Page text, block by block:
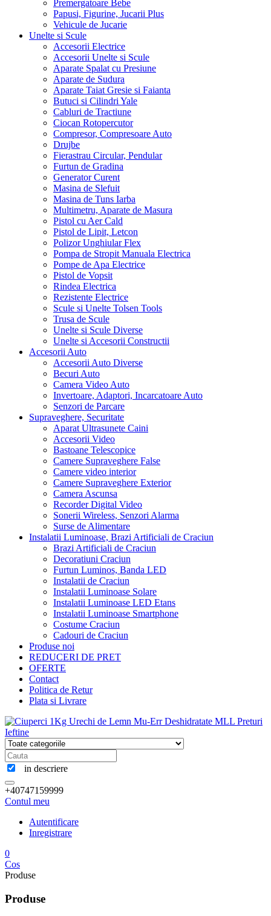
Premergatoare Bebe
Papusi, Figurine, Jucarii Plus
Vehicule de Jucarie
Unelte si Scule
Accesorii Electrice
Accesorii Unelte si Scule
Aparate Spalat cu Presiune
Aparate de Sudura
Aparate Taiat Gresie si Faianta
Butuci si Cilindri Yale
Cabluri de Tractiune
Ciocan Rotopercutor
Compresor, Compresoare Auto
Drujbe
Fierastrau Circular, Pendular
Furtun de Gradina
Generator Curent
Masina de Slefuit
Masina de Tuns Iarba
Multimetru, Aparate de Masura
Pistol cu Aer Cald
Pistol de Lipit, Letcon
Polizor Unghiular Flex
Pompa de Stropit Manuala Electrica
Pompe de Apa Electrice
Pistol de Vopsit
Rindea Electrica
Rezistente Electrice
Scule si Unelte Tolsen Tools
Trusa de Scule
Unelte si Scule Diverse
Unelte si Accesorii Constructii
Accesorii Auto
Accesorii Auto Diverse
Becuri Auto
Camera Video Auto
Invertoare, Adaptori, Incarcatoare Auto
Senzori de Parcare
Supraveghere, Securitate
Aparat Ultrasunete Caini
Accesorii Video
Bastoane Telescopice
Camere Supraveghere False
Camere video interior
Camere Supraveghere Exterior
Camera Ascunsa
Recorder Digital Video
Sonerii Wireless, Senzori Alarma
Surse de Alimentare
Instalatii Luminoase, Brazi Artificiali de Craciun
Brazi Artificiali de Craciun
Decoratiuni Craciun
Furtun Luminos, Banda LED
Instalatii de Craciun
Instalatii Luminoase Solare
Instalatii Luminoase LED Etans
Instalatii Luminoase Smartphone
Costume Craciun
Cadouri de Craciun
Produse noi
REDUCERI DE PRET
OFERTE
Contact
Politica de Retur
Plata si Livrare
in descriere
+40747159999
Contul meu
Autentificare
Inregistrare
0
Cos
Produse
Produse